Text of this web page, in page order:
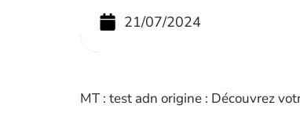
21/07/2024
MT : test adn origine : Découvrez